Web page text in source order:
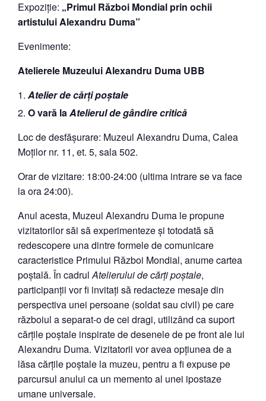
Expoziție: „Primul Război Mondial prin ochii
artistului Alexandru Duma”
Evenimente:
Atelierele Muzeului Alexandru Duma UBB
Atelier de cărți poștale
O vară laAtelierul de gândire critică
Loc de desfășurare: Muzeul Alexandru Duma, Calea
Moților nr. 11, et. 5, sala 502.
Orar de vizitare: 18:00-24:00 (ultima intrare se va face
la ora 24:00).
Anul acesta, Muzeul Alexandru Duma le propune
vizitatorilor săi să experimenteze și totodată să
redescopere una dintre formele de comunicare
caracteristice Primului Război Mondial, anume cartea
poștală. În cadrulAtelierului de cărți poștale,
participanții vor fi invitați să redacteze mesaje din
perspectiva unei persoane (soldat sau civil) pe care
războiul a separat-o de cei dragi, utilizând ca suport
cărțile poștale inspirate de desenele de pe front ale lui
Alexandru Duma. Vizitatorii vor avea opțiunea de a
lăsa cărțile poștale la muzeu, pentru a fi expuse pe
parcursul anului ca un memento al unei ipostaze
umane universale.